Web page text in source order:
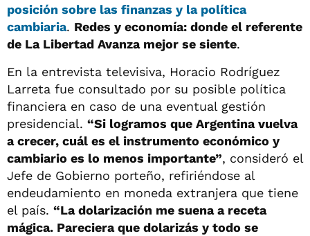
posición sobre las finanzas y la política
cambiaria. Redes y economía: donde el referente
de La Libertad Avanza mejor se siente.
En la entrevista televisiva, Horacio Rodríguez
Larreta fue consultado por su posible política
financiera en caso de una eventual gestión
presidencial. “Si logramos que Argentina vuelva
a crecer, cuál es el instrumento económico y
cambiario es lo menos importante”, consideró el
Jefe de Gobierno porteño, refiriéndose al
endeudamiento en moneda extranjera que tiene
el país. “La dolarización me suena a receta
mágica. Pareciera que dolarizás y todo se